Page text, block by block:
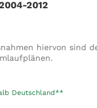
2012
hiervon sind
Deutschland**